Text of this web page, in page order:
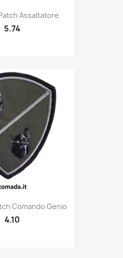
view
Assaltatore
5.74
view
Comando Genio
4.10